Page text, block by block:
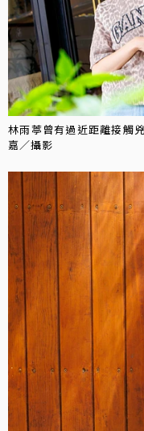
林雨葶曾有過近距離接觸
嘉／攝影